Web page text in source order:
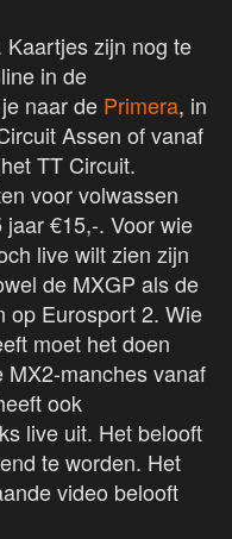
zijn nog te
in de
naar de Primera, in
Assen of vanaf
TT Circuit.
voor volwassen
€15,-. Voor wie
live wilt zien zijn
de MXGP als de
op Eurosport 2. Wie
moet het doen
MX2-manches vanaf
ook
live uit. Het belooft
te worden. Het
video belooft